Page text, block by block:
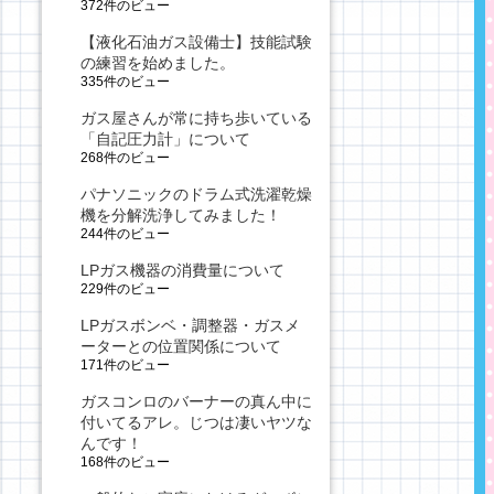
372件のビュー
【液化石油ガス設備士】技能試験
の練習を始めました。
335件のビュー
ガス屋さんが常に持ち歩いている
「自記圧力計」について
268件のビュー
パナソニックのドラム式洗濯乾燥
機を分解洗浄してみました！
244件のビュー
LPガス機器の消費量について
229件のビュー
LPガスボンベ・調整器・ガスメ
ーターとの位置関係について
171件のビュー
ガスコンロのバーナーの真ん中に
付いてるアレ。じつは凄いヤツな
んです！
168件のビュー